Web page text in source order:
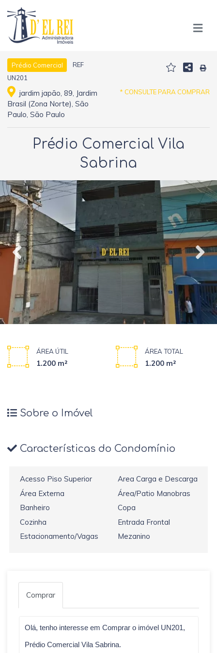
Prédio Comercial
REF
UN201
jardim japão, 89, Jardim
Brasil (Zona Norte), São
Paulo, São Paulo
* CONSULTE PARA COMPRAR
Prédio Comercial Vila
Sabrina
ÁREA ÚTIL
1.200 m²
ÁREA TOTAL
1.200 m²
Sobre o Imóvel
Características do Condomínio
Acesso Piso Superior
Area Carga e Descarga
Área Externa
Área/Patio Manobras
Banheiro
Copa
Cozinha
Entrada Frontal
Estacionamento/Vagas
Mezanino
Comprar